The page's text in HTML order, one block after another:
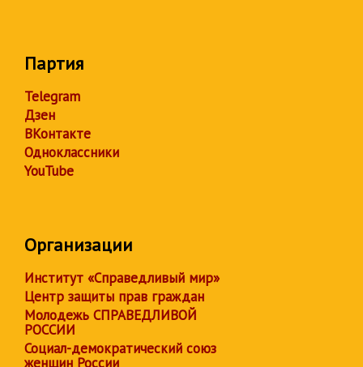
Партия
Telegram
Дзен
ВКонтакте
Одноклассники
YouTube
Организации
Институт «Справедливый мир»
Центр защиты прав граждан
Молодежь СПРАВЕДЛИВОЙ
РОССИИ
Социал-демократический союз
женщин России